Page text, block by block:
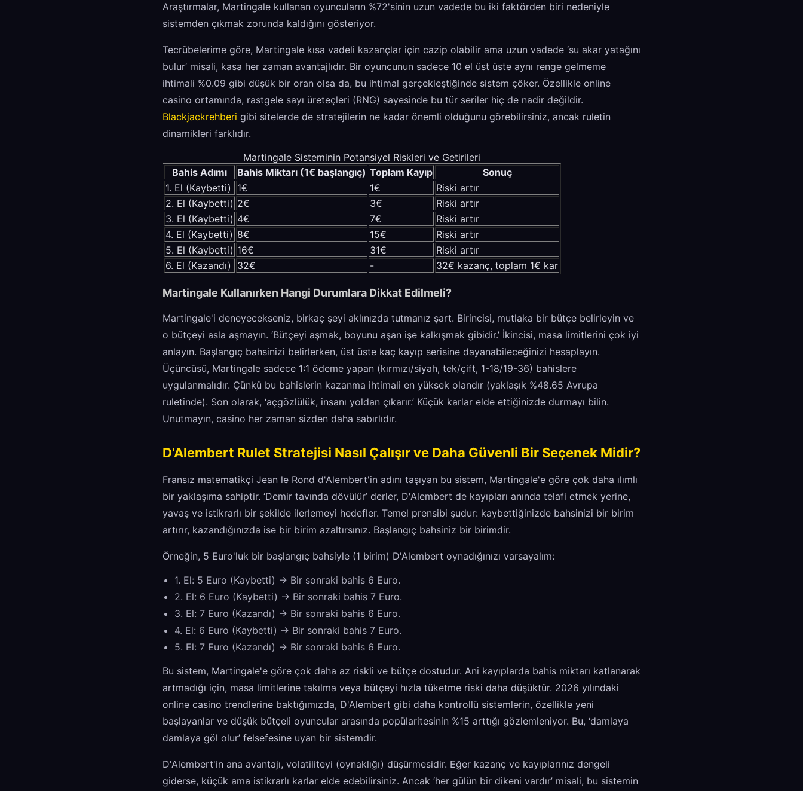
Araştırmalar, Martingale kullanan oyuncuların %72'sinin uzun vadede bu iki faktörden biri nedeniyle
sistemden çıkmak zorunda kaldığını gösteriyor.
Tecrübelerime göre, Martingale kısa vadeli kazançlar için cazip olabilir ama uzun vadede ‘su akar yatağını
bulur’ misali, kasa her zaman avantajlıdır. Bir oyuncunun sadece 10 el üst üste aynı renge gelmeme
ihtimali %0.09 gibi düşük bir oran olsa da, bu ihtimal gerçekleştiğinde sistem çöker. Özellikle online
casino ortamında, rastgele sayı üreteçleri (RNG) sayesinde bu tür seriler hiç de nadir değildir.
Blackjackrehberi gibi sitelerde de stratejilerin ne kadar önemli olduğunu görebilirsiniz, ancak ruletin
dinamikleri farklıdır.
Martingale Sisteminin Potansiyel Riskleri ve Getirileri
Bahis Adımı
Bahis Miktarı (1€ başlangıç) Toplam Kayıp
Sonuç
1. El (Kaybetti)
1€ 1€
Riski artır
2. El (Kaybetti) 2€ 3€
Riski artır
3. El (Kaybetti) 4€ 7€
Riski artır
4. El (Kaybetti) 8€ 15€
Riski artır
5. El (Kaybetti) 16€ 31€
Riski artır
6. El (Kazandı)
32€ - 32€ kazanç, toplam 1€ kar
Martingale Kullanırken Hangi Durumlara Dikkat Edilmeli?
Martingale'i deneyecekseniz, birkaç şeyi aklınızda tutmanız şart. Birincisi, mutlaka bir bütçe belirleyin ve
o bütçeyi asla aşmayın. ‘Bütçeyi aşmak, boyunu aşan işe kalkışmak gibidir.’ İkincisi, masa limitlerini çok iyi
anlayın. Başlangıç bahsinizi belirlerken, üst üste kaç kayıp serisine dayanabileceğinizi hesaplayın.
Üçüncüsü, Martingale sadece 1:1 ödeme yapan (kırmızı/siyah, tek/çift, 1-18/19-36) bahislere
uygulanmalıdır. Çünkü bu bahislerin kazanma ihtimali en yüksek olandır (yaklaşık %48.65 Avrupa
ruletinde). Son olarak, ‘açgözlülük, insanı yoldan çıkarır.’ Küçük karlar elde ettiğinizde durmayı bilin.
Unutmayın, casino her zaman sizden daha sabırlıdır.
D'Alembert Rulet Stratejisi Nasıl Çalışır ve Daha Güvenli Bir Seçenek Midir?
Fransız matematikçi Jean le Rond d'Alembert'in adını taşıyan bu sistem, Martingale'e göre çok daha ılımlı
bir yaklaşıma sahiptir. ‘Demir tavında dövülür’ derler, D'Alembert de kayıpları anında telafi etmek yerine,
yavaş ve istikrarlı bir şekilde ilerlemeyi hedefler. Temel prensibi şudur: kaybettiğinizde bahsinizi bir birim
artırır, kazandığınızda ise bir birim azaltırsınız. Başlangıç bahsiniz bir birimdir.
Örneğin, 5 Euro'luk bir başlangıç bahsiyle (1 birim) D'Alembert oynadığınızı varsayalım:
1. El: 5 Euro (Kaybetti) -> Bir sonraki bahis 6 Euro.
2. El: 6 Euro (Kaybetti) -> Bir sonraki bahis 7 Euro.
3. El: 7 Euro (Kazandı) -> Bir sonraki bahis 6 Euro.
4. El: 6 Euro (Kaybetti) -> Bir sonraki bahis 7 Euro.
5. El: 7 Euro (Kazandı) -> Bir sonraki bahis 6 Euro.
Bu sistem, Martingale'e göre çok daha az riskli ve bütçe dostudur. Ani kayıplarda bahis miktarı katlanarak
artmadığı için, masa limitlerine takılma veya bütçeyi hızla tüketme riski daha düşüktür. 2026 yılındaki
online casino trendlerine baktığımızda, D'Alembert gibi daha kontrollü sistemlerin, özellikle yeni
başlayanlar ve düşük bütçeli oyuncular arasında popülaritesinin %15 arttığı gözlemleniyor. Bu, ‘damlaya
damlaya göl olur’ felsefesine uyan bir sistemdir.
D'Alembert'in ana avantajı, volatiliteyi (oynaklığı) düşürmesidir. Eğer kazanç ve kayıplarınız dengeli
giderse, küçük ama istikrarlı karlar elde edebilirsiniz. Ancak ‘her gülün bir dikeni vardır’ misali, bu sistemin